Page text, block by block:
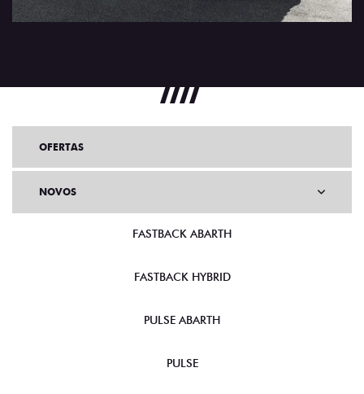
OFERTAS
NOVOS
FASTBACK ABARTH
FASTBACK HYBRID
PULSE ABARTH
PULSE